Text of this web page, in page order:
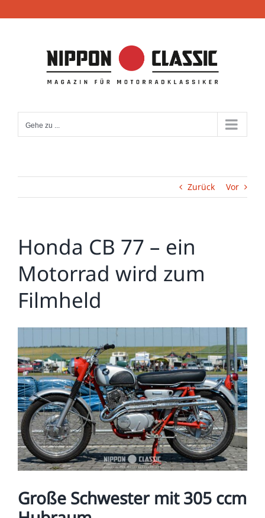
Inhalt
Gehe zu ...
Zurück Vor
Honda CB 77 – ein
Motorrad wird zum
Filmheld
grösseres
Bild
Große Schwester mit 305 ccm